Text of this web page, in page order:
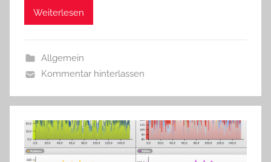
Weiterlesen
Allgemein
Kommentar hinterlassen